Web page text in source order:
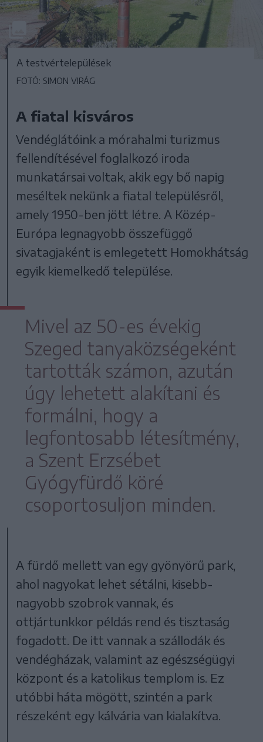
A testvértelepülések
FOTÓ: SIMON VIRÁG
A fiatal kisváros
Vendéglátóink a mórahalmi turizmus
fellendítésével foglalkozó iroda
munkatársai voltak, akik egy bő napig
meséltek nekünk a fiatal településről,
amely 1950-ben jött létre. A Közép-
Európa legnagyobb összefüggő
sivatagjaként is emlegetett Homokhátság
egyik kiemelkedő települése.
Mivel az 50-es évekig
Szeged tanyaközségeként
tartották számon, azután
úgy lehetett alakítani és
formálni, hogy a
legfontosabb létesítmény,
a Szent Erzsébet
Gyógyfürdő köré
csoportosuljon minden.
A fürdő mellett van egy gyönyörű park,
ahol nagyokat lehet sétálni, kisebb-
nagyobb szobrok vannak, és
ottjártunkkor példás rend és tisztaság
fogadott. De itt vannak a szállodák és
vendégházak, valamint az egészségügyi
központ és a katolikus templom is. Ez
utóbbi háta mögött, szintén a park
részeként egy kálvária van kialakítva.